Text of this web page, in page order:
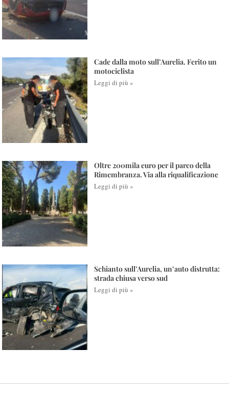
Cade dalla moto sull’Aurelia. Ferito un
motociclista
Leggi di più »
Oltre 200mila euro per il parco della
Rimembranza. Via alla riqualificazione
Leggi di più »
Schianto sull’Aurelia, un’auto distrutta:
strada chiusa verso sud
Leggi di più »